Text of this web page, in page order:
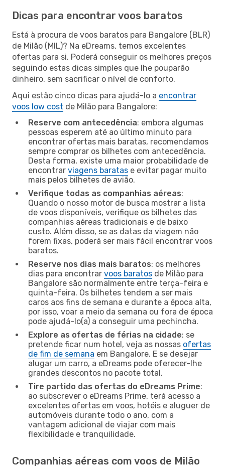
Dicas para encontrar voos baratos
Está à procura de voos baratos para Bangalore (BLR)
de Milão (MIL)? Na eDreams, temos excelentes
ofertas para si. Poderá conseguir os melhores preços
seguindo estas dicas simples que lhe pouparão
dinheiro, sem sacrificar o nível de conforto.
Aqui estão cinco dicas para ajudá-lo a encontrar
voos low cost de Milão para Bangalore:
Reserve com antecedência: embora algumas
pessoas esperem até ao último minuto para
encontrar ofertas mais baratas, recomendamos
sempre comprar os bilhetes com antecedência.
Desta forma, existe uma maior probabilidade de
encontrar viagens baratas e evitar pagar muito
mais pelos bilhetes de avião.
Verifique todas as companhias aéreas:
Quando o nosso motor de busca mostrar a lista
de voos disponíveis, verifique os bilhetes das
companhias aéreas tradicionais e de baixo
custo. Além disso, se as datas da viagem não
forem fixas, poderá ser mais fácil encontrar voos
baratos.
Reserve nos dias mais baratos: os melhores
dias para encontrar voos baratos de Milão para
Bangalore são normalmente entre terça-feira e
quinta-feira. Os bilhetes tendem a ser mais
caros aos fins de semana e durante a época alta,
por isso, voar a meio da semana ou fora de época
pode ajudá-lo(a) a conseguir uma pechincha.
Explore as ofertas de férias na cidade: se
pretende ficar num hotel, veja as nossas ofertas
de fim de semana em Bangalore. E se desejar
alugar um carro, a eDreams pode oferecer-lhe
grandes descontos no pacote total.
Tire partido das ofertas do eDreams Prime:
ao subscrever o eDreams Prime, terá acesso a
excelentes ofertas em voos, hotéis e aluguer de
automóveis durante todo o ano, com a
vantagem adicional de viajar com mais
flexibilidade e tranquilidade.
Companhias aéreas com voos de Milão